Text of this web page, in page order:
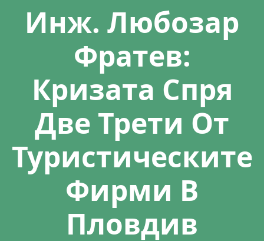
Инж. Любозар
Фратев:
Кризата Спря
Две Трети От
Туристическите
Фирми В
Пловдив